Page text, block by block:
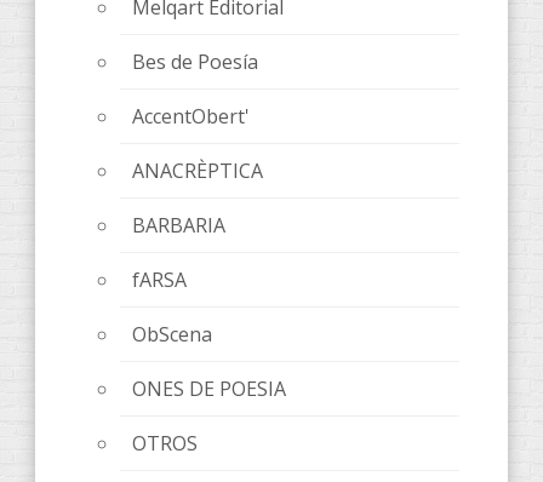
Melqart Editorial
Bes de Poesía
AccentObert'
ANACRÈPTICA
BARBARIA
fARSA
ObScena
ONES DE POESIA
OTROS